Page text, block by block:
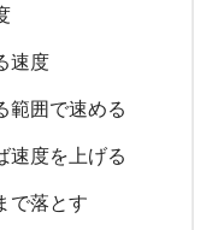
速度
範囲で速める
速度を上げる
で落とす